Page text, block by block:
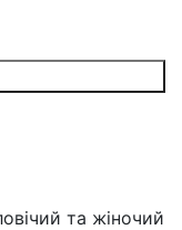
та жіночий